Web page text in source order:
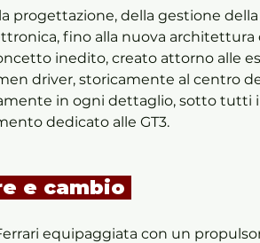
progettazione, della gestione
fino alla nuova architettura
inedito, creato attorno alle
driver, storicamente al centro
in ogni dettaglio, sotto tutti
dedicato alle GT3.
e cambio
equipaggiata con un